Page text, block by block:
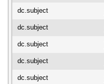
dc.subject
dc.subject
dc.subject
dc.subject
dc.subject